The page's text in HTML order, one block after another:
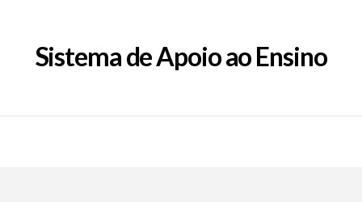
Sistema de Apoio ao Ensino